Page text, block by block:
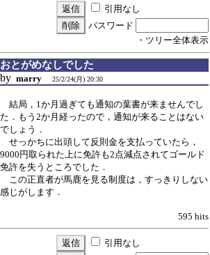
引用なし
パスワード
・ツリー全体表示
おとがめなしでした
by marry 25/2/24(月) 20:30
結局，1か月過ぎても通知の葉書が来ませんでし
た．もう2か月経ったので，通知が来ることはない
でしょう．
せっかちに出頭して反則金を支払っていたら，
9000円取られた上に免許も2点減点されてゴールド
免許を失うところでした．
この正直者が馬鹿を見る制度は，すっきりしない
感じがします．
595 hits
引用なし